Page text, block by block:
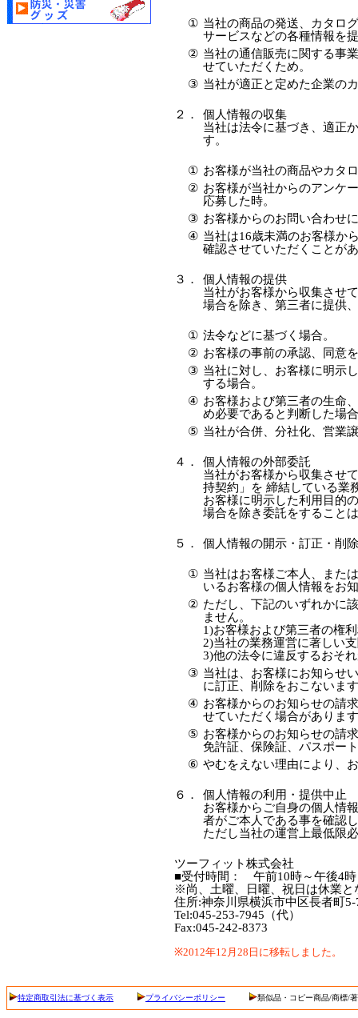
① 当社の商品の発送、カタロ
サービスなどの各種情報を
② 当社の通信販売に関する事
せていただくため。
③ 当社が適正と定めた企業の
２．
個人情報の収集
当社は法令に基づき、適正
す。
① お客様が当社の商品やカタ
② お客様が当社からのアンケ
応募した時。
③ お客様からのお問い合わせ
④ 当社は16歳未満のお客様か
確認させていただくことが
３．
個人情報の提供
当社がお客様から収集させ
場合を除き、第三者に提供
① 法令などに基づく場合。
② お客様の事前の承認、同意
③ 当社に対し、お客様に明示
する場合。
④ お客様および第三者の生命
め必要であると判断した場
⑤ 当社が合併、分社化、営業
４．
個人情報の外部委託
当社がお客様から収集させ
持契約」を 締結している業
お客様に明示した利用目的
場合を除き委託をすること
５． 個人情報の開示・訂正・削除
① 当社はお客様ご本人、また
いるお客様の個人情報をお
② ただし、下記のいずれかに
ません。
1)お客様および第三者の権
2)当社の業務運営に著しい
3)他の法令に違反するおそ
③ 当社は、お客様にお知らせ
に訂正、削除をおこないま
④ お客様からのお知らせの請
せていただく場合がありま
⑤ お客様からのお知らせの請
免許証、保険証、パスポー
⑥ やむをえない理由により、
６．
個人情報の利用・提供中止
お客様からご自身の個人情
者がご本人である事を確認
ただし当社の運営上最低限
ツーフィット株式会社
■受付時間： 午前10時～午後4
※尚、土曜、日曜、祝日は休業と
住所:神奈川県横浜市中区長者町5-
Tel:045-253-7945（代）
Fax:045-242-8373
※2012年12月28日に移転しました。
特定商取引法に基づく表示 プライバシーポリシー 類似品・コピー商品/商